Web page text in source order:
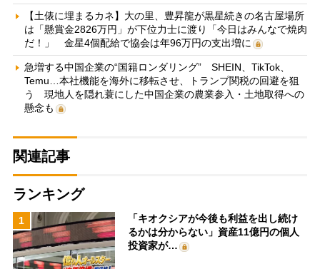
【土俵に埋まるカネ】大の里、豊昇龍が黒星続きの名古屋場所
は「懸賞金2826万円」が下位力士に渡り「今日はみんなで焼肉
だ！」 金星4個配給で協会は年96万円の支出増に
急増する中国企業の“国籍ロンダリング” SHEIN、TikTok、
Temu…本社機能を海外に移転させ、トランプ関税の回避を狙
う 現地人を隠れ蓑にした中国企業の農業参入・土地取得への
懸念も
関連記事
ランキング
1
「キオクシアが今後も利益を出し続け
るかは分からない」資産11億円の個人
投資家が…